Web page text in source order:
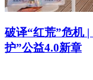
破译“红荒”危机
护”公益4.0新章